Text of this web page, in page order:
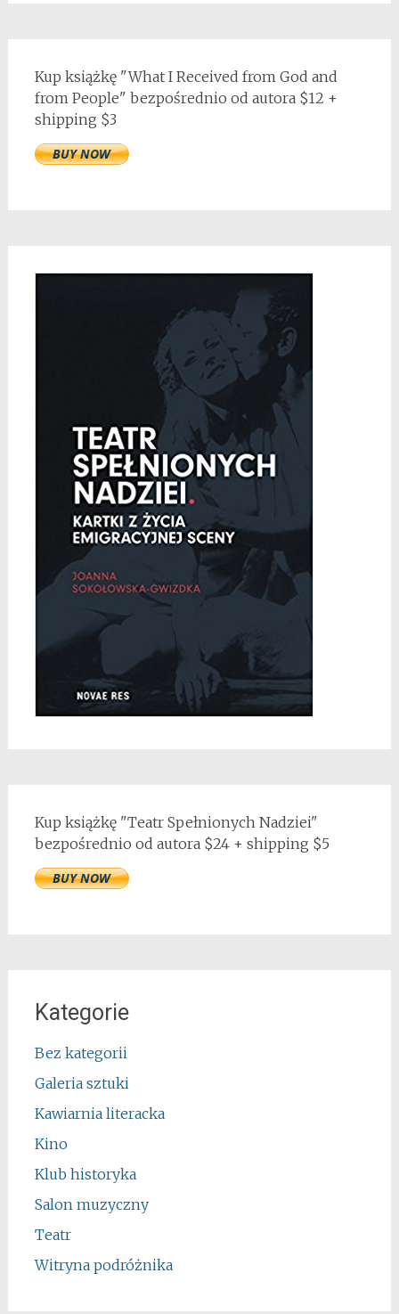
Kup książkę "What I Received from God and
from People" bezpośrednio od autora $12 +
shipping $3
Kup książkę "Teatr Spełnionych Nadziei"
bezpośrednio od autora $24 + shipping $5
Kategorie
Bez kategorii
Galeria sztuki
Kawiarnia literacka
Kino
Klub historyka
Salon muzyczny
Teatr
Witryna podróżnika